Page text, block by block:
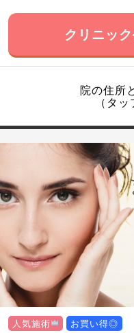
クリニッ
院の住所
（タ
人気施術 お買い得◎